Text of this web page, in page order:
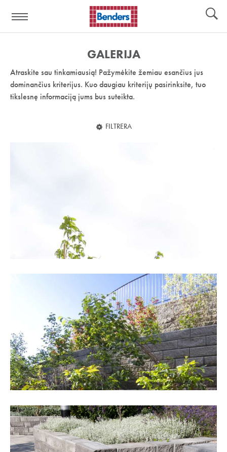
nuoroda:
GALERIJA
Atraskite sau tinkamiausią! Pažymėkite žemiau esančius jus
dominančius kriterijus. Kuo daugiau kriterijų pasirinksite, tuo
tikslesnę informaciją jums bus suteikta.
FILTRERA